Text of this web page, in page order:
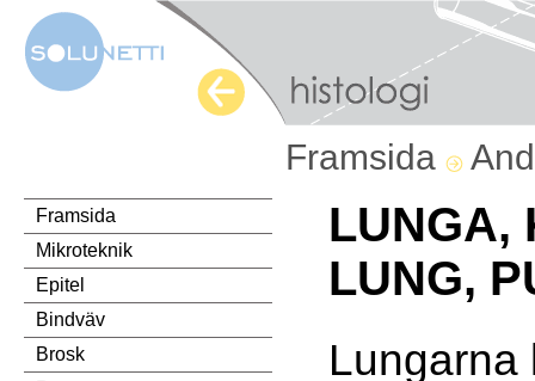
Framsida
Framsida
Mikroteknik
Epitel
Bindväv
Brosk
LUNGA,
LUNG,
Lungarna